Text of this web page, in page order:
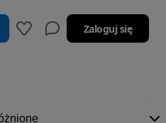
Zaloguj się